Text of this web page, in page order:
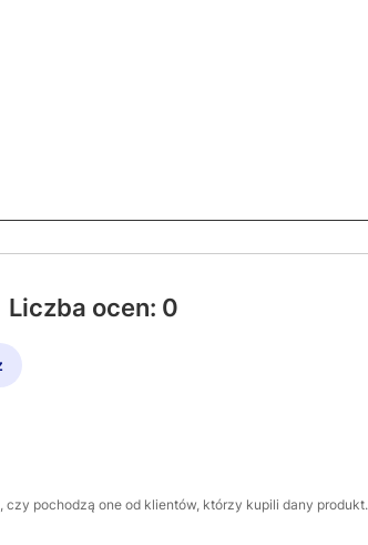
Liczba ocen: 0
pochodzą one od klientów, którzy kupili dany produkt.